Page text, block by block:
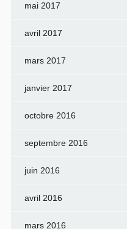
mai 2017
avril 2017
mars 2017
janvier 2017
octobre 2016
septembre 2016
juin 2016
avril 2016
mars 2016